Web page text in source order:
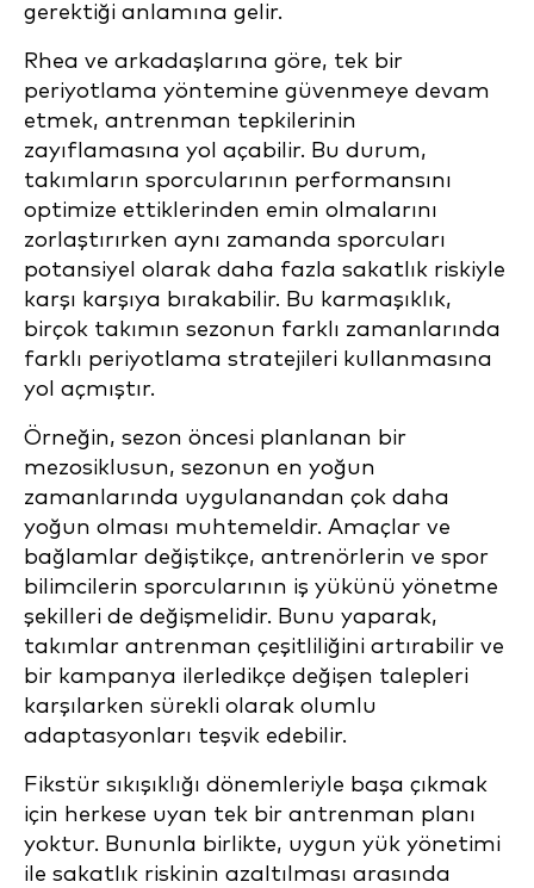
gerektiği anlamına gelir.
Rhea ve arkadaşlarına göre, tek bir
periyotlama yöntemine güvenmeye devam
etmek, antrenman tepkilerinin
zayıflamasına yol açabilir. Bu durum,
takımların sporcularının performansını
optimize ettiklerinden emin olmalarını
zorlaştırırken aynı zamanda sporcuları
potansiyel olarak daha fazla sakatlık riskiyle
karşı karşıya bırakabilir. Bu karmaşıklık,
birçok takımın sezonun farklı zamanlarında
farklı periyotlama stratejileri kullanmasına
yol açmıştır.
Örneğin, sezon öncesi planlanan bir
mezosiklusun, sezonun en yoğun
zamanlarında uygulanandan çok daha
yoğun olması muhtemeldir. Amaçlar ve
bağlamlar değiştikçe, antrenörlerin ve spor
bilimcilerin sporcularının iş yükünü yönetme
şekilleri de değişmelidir. Bunu yaparak,
takımlar antrenman çeşitliliğini artırabilir ve
bir kampanya ilerledikçe değişen talepleri
karşılarken sürekli olarak olumlu
adaptasyonları teşvik edebilir.
Fikstür sıkışıklığı dönemleriyle başa çıkmak
için herkese uyan tek bir antrenman planı
yoktur. Bununla birlikte, uygun yük yönetimi
ile sakatlık riskinin azaltılması arasında